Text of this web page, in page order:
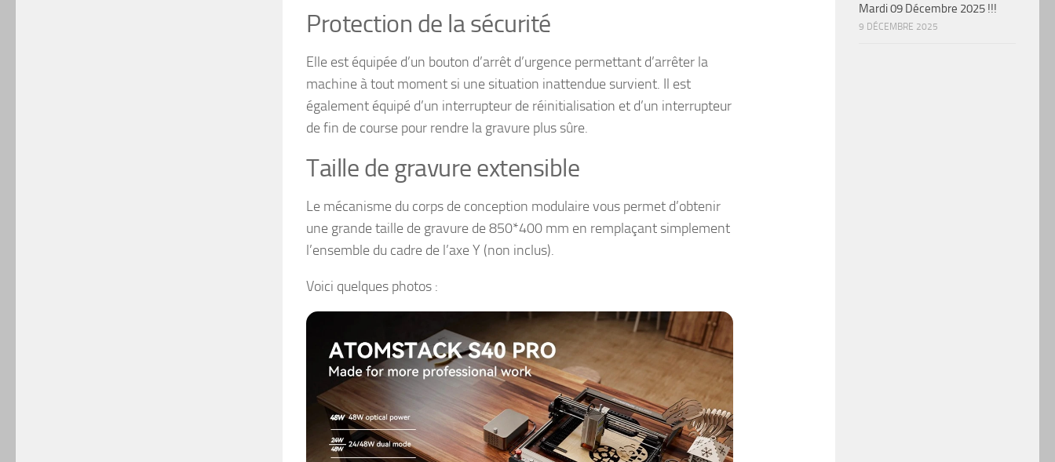
Protection de la sécurité
Elle est équipée d’un bouton d’arrêt d’urgence permettant d’arrêter la
machine à tout moment si une situation inattendue survient. Il est
également équipé d’un interrupteur de réinitialisation et d’un interrupteur
de fin de course pour rendre la gravure plus sûre.
Taille de gravure extensible
Le mécanisme du corps de conception modulaire vous permet d’obtenir
une grande taille de gravure de 850*400 mm en remplaçant simplement
l’ensemble du cadre de l’axe Y (non inclus).
Voici quelques photos :
Mardi 09 Décembre 2025 !!!
9 DÉCEMBRE 2025